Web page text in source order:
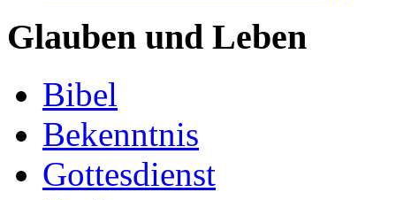
Glauben und Leben
Bibel
Bekenntnis
Gottesdienst